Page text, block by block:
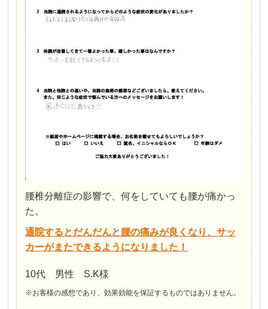
腰椎分離症の影響で、何をしていても腰が痛かっ
た。
通院するとだんだんと腰の痛みが良くなり、サッ
カーがまたできるようになりました！
10代 男性 S.K様
※お客様の感想であり、効果効能を保証するものではありません。